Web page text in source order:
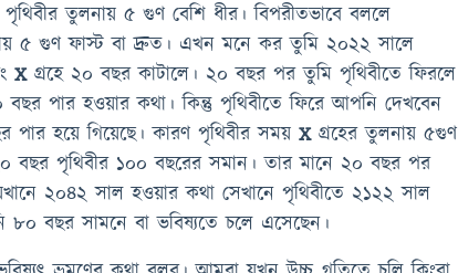
তুলনায় ৫ গুণ বেশি ধীর। বিপরীতভাবে বললে
৫ গুণ ফাস্ট বা দ্রুত। এখন মনে কর তুমি ২০২২ সালে
Xগ্রহে ২০ বছর কাটালে। ২০ বছর পর তুমি পৃথিবীতে ফিরলে
পার হওয়ার কথা। কিন্তু পৃথিবীতে ফিরে আপনি দেখবেন
পার হয়ে গিয়েছে। কারণ পৃথিবীর সময়Xগ্রহের তুলনায় ৫গুণ
বছর পৃথিবীর ১০০ বছরের সমান। তার মানে ২০ বছর পর
২০৪২ সাল হওয়ার কথা সেখানে পৃথিবীতে ২১২২ সাল
৮০ বছর সামনে বা ভবিষ্যতে চলে এসেছেন।